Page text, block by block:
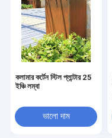
কলামার কর্টেন স্টিল প্লান্টার 25
ইঞ্চি লম্বা
ভালো দাম